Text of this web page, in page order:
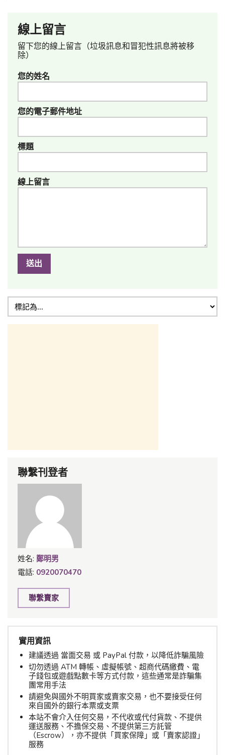
線上留言
留下您的線上留言（垃圾訊息和冒犯性訊息將被移
除）
您的姓名
您的電子郵件地址
標題
線上留言
送出
聯繫刊登者
姓名: 鄭明男
電話: 0920070470
聯繫賣家
實用資訊
建議透過 當面交易 或 PayPal 付款，以降低詐騙風險
切勿透過 ATM 轉帳、虛擬帳號、超商代碼繳費、電
子錢包或遊戲點數卡等方式付款，這些通常是詐騙集
團常用手法
請避免與國外不明買家或賣家交易，也不要接受任何
來自國外的銀行本票或支票
本站不會介入任何交易，不代收或代付貨款、不提供
運送服務、不擔保交易、不提供第三方託管
（Escrow），亦不提供「買家保障」或「賣家認證」
服務